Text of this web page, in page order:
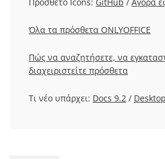
Όλα τα πρόσθετα ONLYOFFICE
Πώς να αναζητήσετε, να
διαχειριστείτε πρόσθετα
Τι νέο υπάρχει: Docs 9.2 /